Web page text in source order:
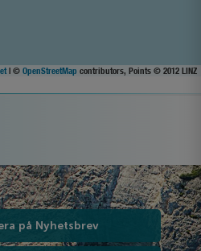
| © OpenStreetMap contributors, Points © 2012 LINZ
på Nyhetsbrev